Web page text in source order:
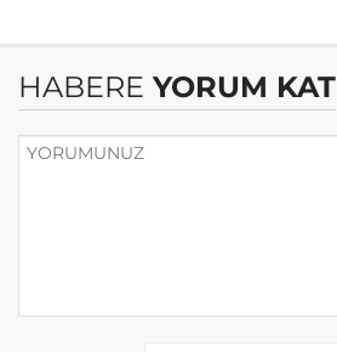
HABERE YORUM KAT